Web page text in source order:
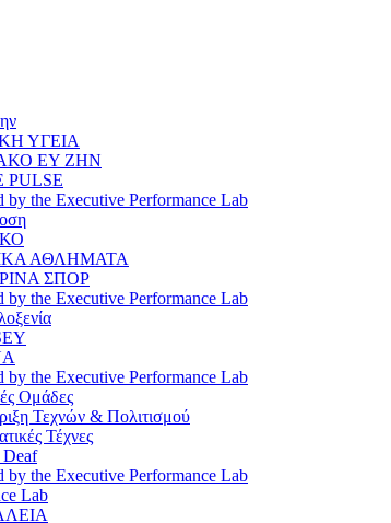
ΥΓΕΙΑ
ΕΥ ΖΗΝ
PULSE
by the Executive Performance Lab
ΑΘΛΗΜΑΤΑ
ΣΠΟΡ
by the Executive Performance Lab
by the Executive Performance Lab
Ομάδες
Τεχνών & Πολιτισμού
Τέχνες
by the Executive Performance Lab
Lab